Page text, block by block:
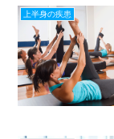
上半身の疾患